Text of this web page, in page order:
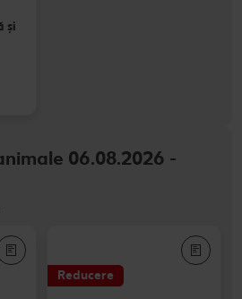
și
06.08.2026 -
Reducere